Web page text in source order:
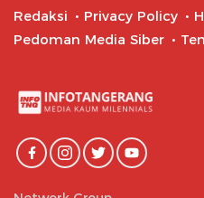
Redaksi Privacy Policy
Pedoman Media Siber